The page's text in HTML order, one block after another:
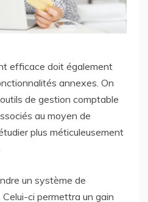
efficace doit également
annexes. On
de gestion comptable
au moyen de
plus méticuleusement
un système de
ci permettra un gain